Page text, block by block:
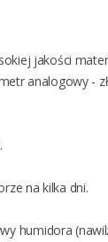
jakości
analogowy -
na kilka dni.
humidora